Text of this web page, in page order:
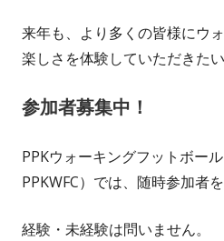
来年も、より多くの皆様にウ
楽しさを体験していただきた
参加者募集中！
PPKウォーキングフットボール
PPKWFC）では、随時参加者
経験・未経験は問いません。